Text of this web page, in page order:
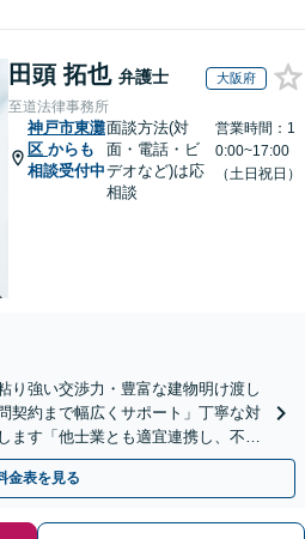
田頭 拓也 弁護士 大阪府
至道法律事務所
神戸市東灘
区 からも
相談受付中
面談方法(対
面・電話・ビ
デオなど)は応
相談
営業時間：1
0:00~17:00
（土日祝日）
り強い交渉力・豊富な建物明け渡し
契約まで幅広くサポート」丁寧な対
ます「他士業とも適宜連携し、不動
的なアドバイスを提供」
金表を見る